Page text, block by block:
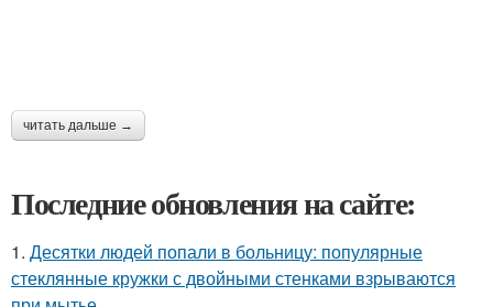
читать дальше →
Последние обновления на сайте:
1. Десятки людей попали в больницу: популярные
стеклянные кружки с двойными стенками взрываются